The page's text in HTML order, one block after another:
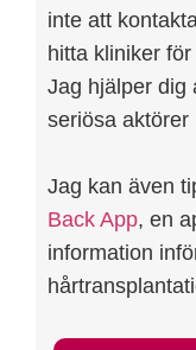
inte att
hitta kliniker för
Jag hjälper dig
seriösa aktörer
Jag kan även
Back App, en
information